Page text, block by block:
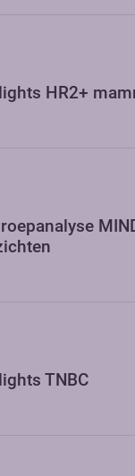
HR2+
TNBC